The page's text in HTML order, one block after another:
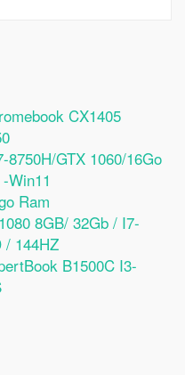
CX1405
GTX 1060/16Go
Win11
Ram
8GB/ 32Gb / I7-
/ 144HZ
B1500C I3-